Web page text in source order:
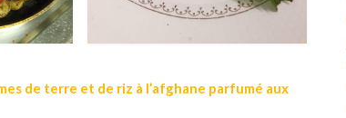
de terre et de riz à l’afghane parfumé aux